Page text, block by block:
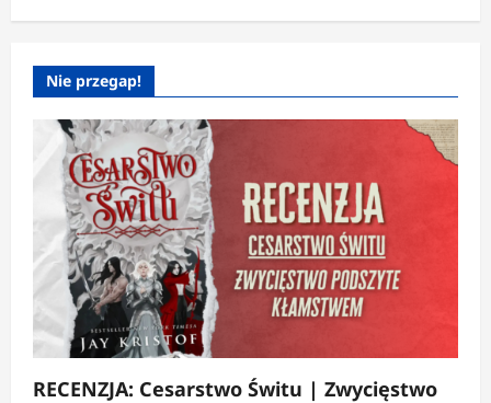
Nie przegap!
RECENZJA: Cesarstwo Świtu | Zwycięstwo